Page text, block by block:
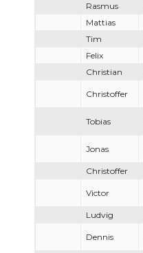
Rasmus
Mattias
Tim
Felix
Christian
Christoffer
Tobias
Jonas
Christoffer
Victor
Ludvig
Dennis